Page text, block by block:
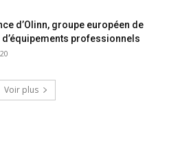
d’Olinn, groupe européen de
professionnels
Voir plus